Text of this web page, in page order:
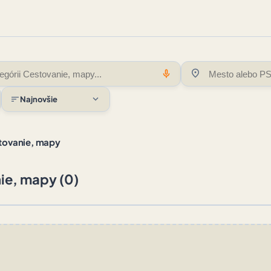
mic location_on
sortNajnovšie expand_more
mapy
mapy (0)